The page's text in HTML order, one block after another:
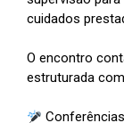
cuidados
O encontro
estruturada
Conferências